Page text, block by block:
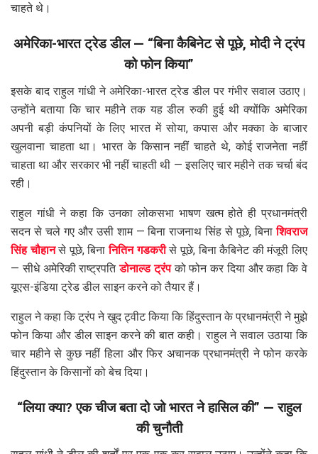
चाहते थे।
अमेरिका-भारत ट्रेड डील — “बिना कैबिनेट से पूछे, मोदी ने ट्रंप
को फोन किया”
इसके बाद राहुल गांधी ने अमेरिका-भारत ट्रेड डील पर गंभीर सवाल उठाए।
उन्होंने बताया कि चार महीने तक यह डील रुकी हुई थी क्योंकि अमेरिका
अपनी बड़ी कंपनियों के लिए भारत में सोया, कपास और मक्का के बाजार
खुलवाना चाहता था। भारत के किसान नहीं चाहते थे, कोई राजनेता नहीं
चाहता था और सरकार भी नहीं चाहती थी — इसलिए चार महीने तक चर्चा बंद
रही।
राहुल गांधी ने कहा कि उनका लोकसभा भाषण खत्म होते ही प्रधानमंत्री
सदन से चले गए और उसी शाम — बिना राजनाथ सिंह से पूछे, बिनाशिवराज
सिंह चौहानसे पूछे, बिनानितिन गडकरीसे पूछे, बिना कैबिनेट की मंजूरी लिए
— सीधे अमेरिकी राष्ट्रपतिडोनाल्ड ट्रंपको फोन कर दिया और कहा कि वे
यूएस-इंडिया ट्रेड डील साइन करने को तैयार हैं।
राहुल ने कहा कि ट्रंप ने खुद ट्वीट किया कि हिंदुस्तान के प्रधानमंत्री ने मुझे
फोन किया और डील साइन करने की बात कही। राहुल ने सवाल उठाया कि
चार महीने से कुछ नहीं हिला और फिर अचानक प्रधानमंत्री ने फोन करके
हिंदुस्तान के किसानों को बेच दिया।
“लिया क्या? एक चीज बता दो जो भारत ने हासिल की” — राहुल
की चुनौती